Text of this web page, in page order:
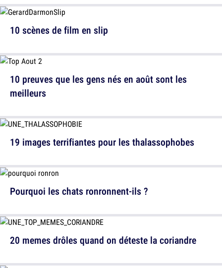
10 preuves que les gens nés en août sont les
meilleurs
Pourquoi les chats ronronnent-ils ?
10 scènes de film en slip
19 images terrifiantes pour les thalassophobes
20 memes drôles quand on déteste la coriandre